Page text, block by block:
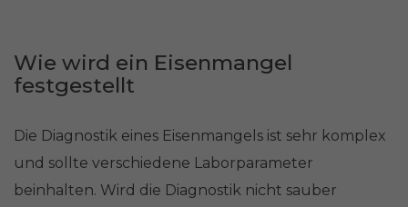
Wie wird ein Eisenmangel
festgestellt
Die Diagnostik eines Eisenmangels ist sehr komplex
und sollte verschiedene Laborparameter
beinhalten. Wird die Diagnostik nicht sauber